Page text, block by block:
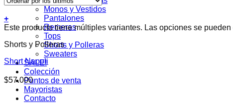
Monos y Vestidos
Pantalones
Remeras
Tops
Shorts y Polleras
Sweaters
SALE!
Colección
Puntos de venta
Mayoristas
Contacto
+
Este producto tiene múltiples variantes. Las opciones se
Shorts y Polleras
Short Napoli
$57.000